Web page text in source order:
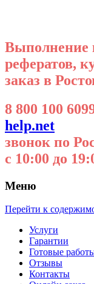
Выполнение
рефератов,
заказ в
8 800 100
help.net
звонок по
с 10:00 до
Меню
Перейти к
Услуги
Гарантии
Готовые
Отзывы
Контакты